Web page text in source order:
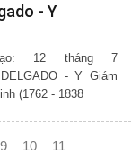
- Y
12 tháng 7
- Y Giám
(1762 - 1838
9 10
11